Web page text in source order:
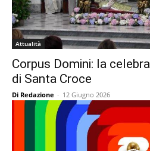
Attualità
Corpus Domini: la
di Santa Croce
Di Redazione - 12 Giugno 2026